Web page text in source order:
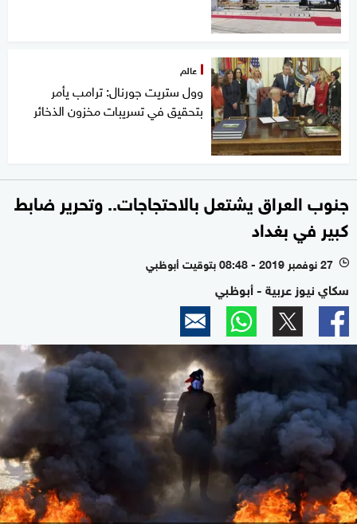
عالم
وول ستريت جورنال: ترامب يأمر
بتحقيق في تسريبات مخزون الذخائر
جنوب العراق يشتعل بالاحتجاجات.. وتحرير ضابط
كبير في بغداد
l 27 نوفمبر 2019 - 08:48 بتوقيت أبوظبي
سكاي نيوز عربية - أبوظبي